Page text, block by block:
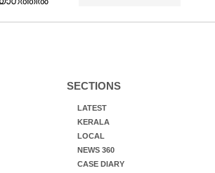
SECTIONS
LATEST
KERALA
LOCAL
NEWS 360
CASE DIARY